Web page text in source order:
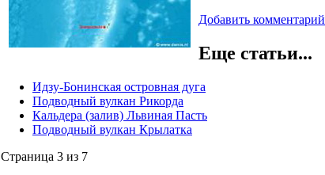
Добавить комментарий
Еще статьи...
Идзу-Бонинская островная дуга
Подводный вулкан Рикорда
Кальдера (залив) Львиная Пасть
Подводный вулкан Крылатка
Страница 3 из 7